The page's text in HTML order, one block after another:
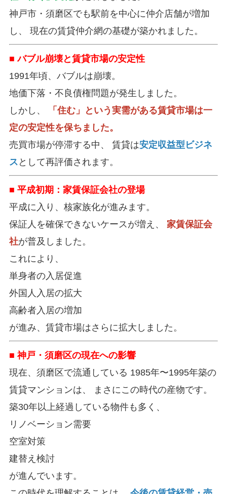
神戸市・須磨区でも駅前を中心に仲介店舗が増加
し、 現在の賃貸仲介網の基礎が築かれました。
■ バブル崩壊と賃貸市場の安定性
1991年頃、バブルは崩壊。
地価下落・不良債権問題が発生しました。
しかし、
「住む」という実需がある賃貸市場は一
定の安定性を保ちました。
売買市場が停滞する中、 賃貸は安定収益型ビジネ
ス として再評価されます。
■ 平成初期：家賃保証会社の登場
平成に入り、核家族化が進みます。
保証人を確保できないケースが増え、 家賃保証会
社が普及しました。
これにより、
単身者の入居促進
外国人入居の拡大
高齢者入居の増加
が進み、賃貸市場はさらに拡大しました。
■ 神戸・須磨区の現在への影響
現在、須磨区で流通している 1985年〜1995年築の
賃貸マンションは、 まさにこの時代の産物です。
築30年以上経過している物件も多く、
リノベーション需要
空室対策
建替え検討
が進んでいます。